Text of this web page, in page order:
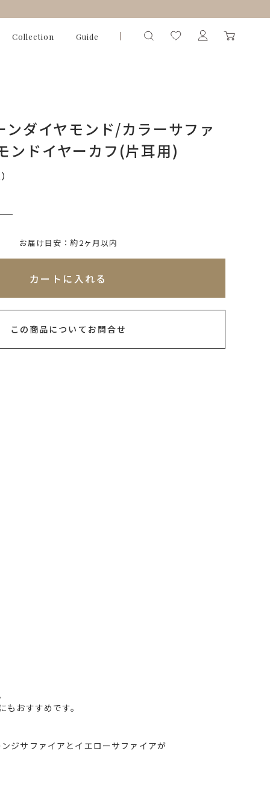
Collection Guide
ンダイヤモンド/カラーサファ
ンドイヤーカフ(片耳用)
※必ず選択ください
お届け目安：約2ヶ月以内
カートに入れる
この商品についてお問合せ
おすすめです。
ジサファイアとイエローサファイアが